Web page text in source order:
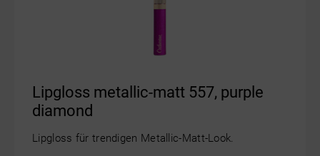
Lipgloss metallic-matt 557, purple
diamond
Lipgloss für trendigen Metallic-Matt-Look.